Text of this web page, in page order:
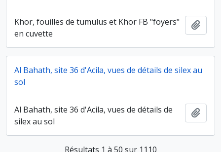
Khor, fouilles de tumulus et Khor FB "foyers"
en cuvette
Al Bahath, site 36 d'Acila, vues de détails de silex au
sol
Al Bahath, site 36 d'Acila, vues de détails de
silex au sol
Résultats 1 à 50 sur 1110